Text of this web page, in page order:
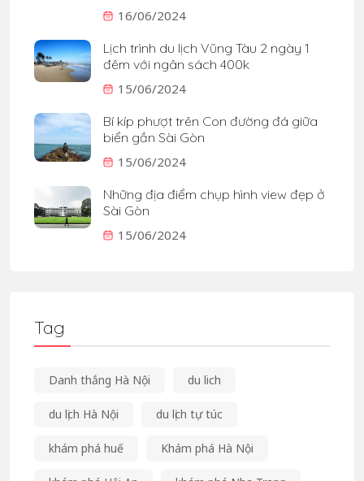
16/06/2024
Lịch trình du lịch Vũng Tàu 2 ngày 1
đêm với ngân sách 400k
15/06/2024
Bí kíp phượt trên Con đường đá giữa
biển gần Sài Gòn
15/06/2024
Những địa điểm chụp hình view đẹp ở
Sài Gòn
15/06/2024
Tag
Danh thắng Hà Nội du lich
du lịch Hà Nội du lịch tự túc
khám phá huế Khám phá Hà Nội